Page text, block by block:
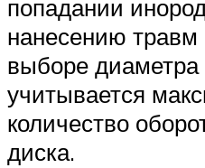
попадании
нанесению травм
выборе
учитывается
количество
диска.